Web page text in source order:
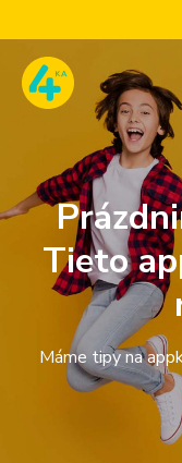
Dobiť kredit
Paušály
Internet a TV
Telefóny a
Tieto
Máme tipy na